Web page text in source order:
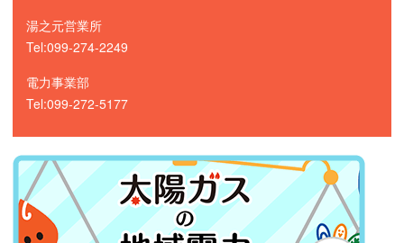
湯之元営業所
Tel:099-274-2249
電力事業部
Tel:099-272-5177